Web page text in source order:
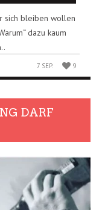
sich bleiben wollen
dazu kaum
7 SEP. 9
DARF